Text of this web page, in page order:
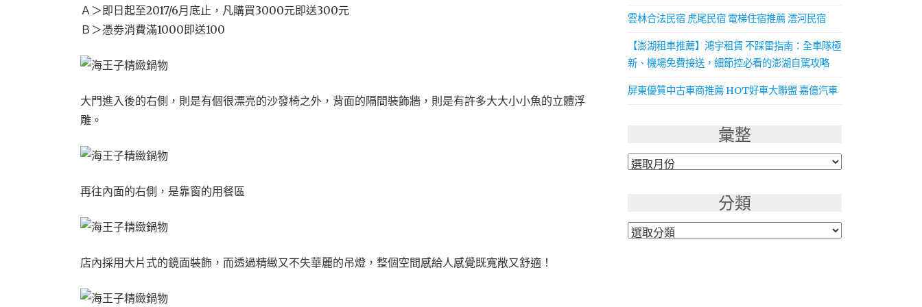
Ａ＞即日起至2017/6月底止，凡購買3000元即送300元
Ｂ＞憑劵消費滿1000即送100
大門進入後的右側，則是有個很漂亮的沙發椅之外，背面的隔間裝飾牆，則是有許多大大小小魚的立體浮
雕。
再往內面的右側，是靠窗的用餐區
店內採用大片式的鏡面裝飾，而透過精緻又不失華麗的吊燈，整個空間感給人感覺既寬敞又舒適！
雲林合法民宿 虎尾民宿 電梯住宿推薦 澐河民宿
【澎湖租車推薦】鴻宇租賃 不踩雷指南：全車隊極
新、機場免費接送，細節控必看的澎湖自駕攻略
屏東優質中古車商推薦 HOT好車大聯盟 嘉億汽車
彙整
彙
分類
分